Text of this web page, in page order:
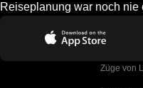
Reiseplanung war noch nie
Züge von